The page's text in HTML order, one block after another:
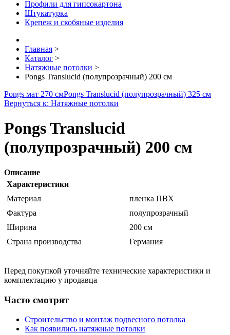
Профили для гипсокартона
Штукатурка
Крепеж и скобяные изделия
Главная >
Каталог >
Натяжные потолки >
Pongs Translucid (полупрозрачный) 200 см
Pongs мат 270 смPongs Translucid (полупрозрачный) 325 см
Вернуться к: Натяжные потолки
Pongs Translucid
(полупрозрачный) 200 см
Описание
Характеристики
Материал
пленка ПВХ
Фактура
полупрозрачный
Ширина
200 см
Страна производства
Германия
Перед покупкой уточняйте технические характеристики и
комплектацию у продавца
Часто смотрят
Строительство и монтаж подвесного потолка
Как появились натяжные потолки